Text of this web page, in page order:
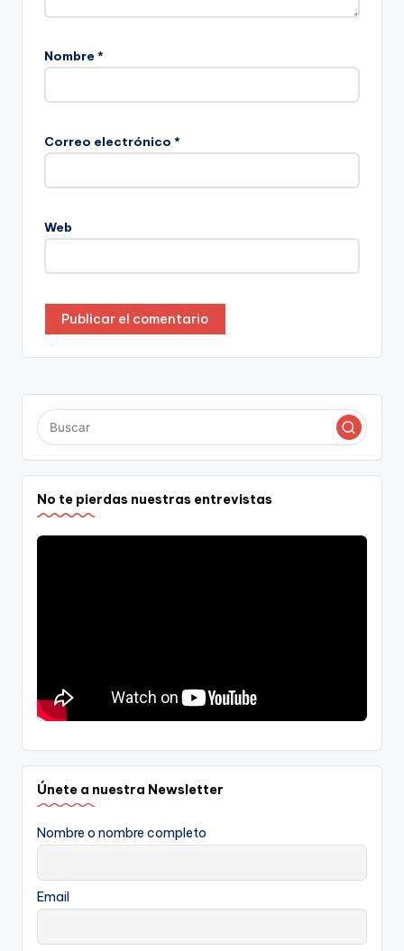
Nombre *
Correo electrónico *
Web
No te pierdas nuestras entrevistas
Únete a nuestra Newsletter
Nombre o nombre completo
Email